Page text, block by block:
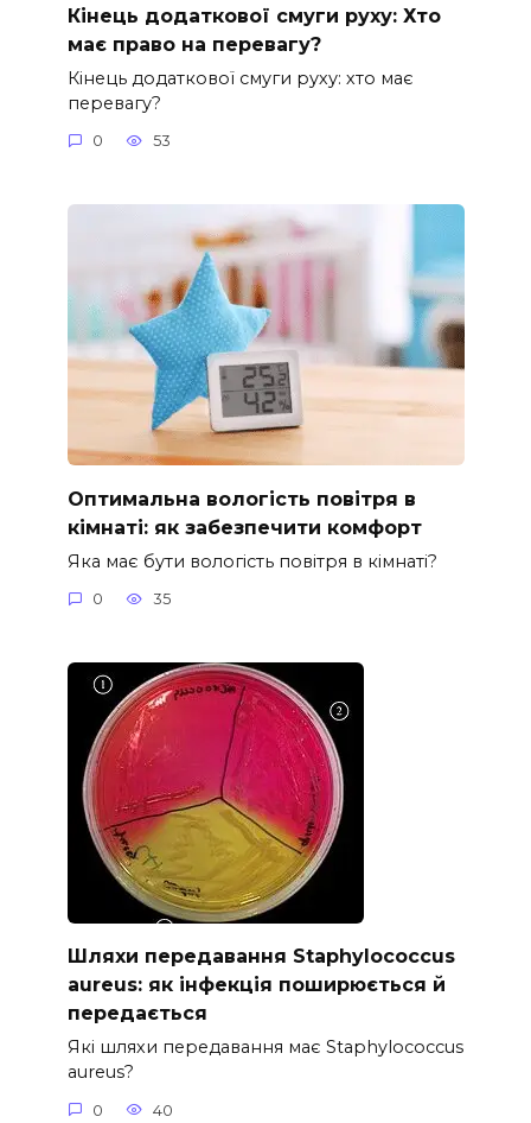
Кінець додаткової смуги руху: Хто
має право на перевагу?
Кінець додаткової смуги руху: хто має
перевагу?
0 53
Оптимальна вологість повітря в
кімнаті: як забезпечити комфорт
Яка має бути вологість повітря в кімнаті?
0 35
Шляхи передавання Staphylococcus
aureus: як інфекція поширюється й
передається
Які шляхи передавання має Staphylococcus
aureus?
0 40